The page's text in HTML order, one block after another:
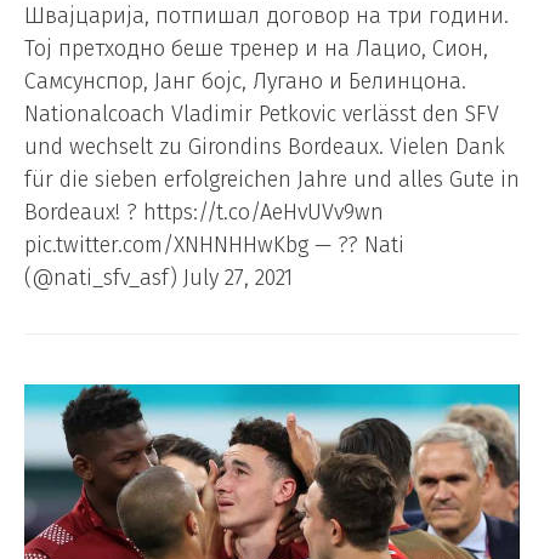
Швајцарија, потпишал договор на три години.
Тој претходно беше тренер и на Лацио, Сион,
Самсунспор, Јанг бојс, Лугано и Белинцона.
Nationalcoach Vladimir Petkovic verlässt den SFV
und wechselt zu Girondins Bordeaux. Vielen Dank
für die sieben erfolgreichen Jahre und alles Gute in
Bordeaux! ? https://t.co/AeHvUVv9wn
pic.twitter.com/XNHNHHwKbg — ?? Nati
(@nati_sfv_asf) July 27, 2021